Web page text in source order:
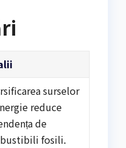
surselor
reduce
de
fosili.